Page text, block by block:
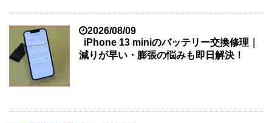
2026/08/09
iPhone 13 miniのバッテリー交換修理｜
減りが早い・膨張の悩みも即日解決！